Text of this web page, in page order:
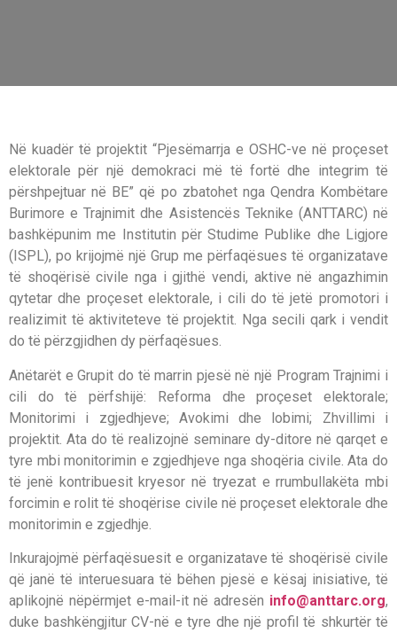
Në kuadër të projektit “Pjesëmarrja e OSHC-ve në proçeset
elektorale për një demokraci më të fortë dhe integrim të
përshpejtuar në BE” që po zbatohet nga Qendra Kombëtare
Burimore e Trajnimit dhe Asistencës Teknike (ANTTARC) në
bashkëpunim me Institutin për Studime Publike dhe Ligjore
(ISPL), po krijojmë një Grup me përfaqësues të organizatave
të shoqërisë civile nga i gjithë vendi, aktive në angazhimin
qytetar dhe proçeset elektorale, i cili do të jetë promotori i
realizimit të aktiviteteve të projektit. Nga secili qark i vendit
do të përzgjidhen dy përfaqësues.
Anëtarët e Grupit do të marrin pjesë në një Program Trajnimi i
cili do të përfshijë: Reforma dhe proçeset elektorale;
Monitorimi i zgjedhjeve; Avokimi dhe lobimi; Zhvillimi i
projektit. Ata do të realizojnë seminare dy-ditore në qarqet e
tyre mbi monitorimin e zgjedhjeve nga shoqëria civile. Ata do
të jenë kontribuesit kryesor në tryezat e rrumbullakëta mbi
forcimin e rolit të shoqërise civile në proçeset elektorale dhe
monitorimin e zgjedhje.
Inkurajojmë përfaqësuesit e organizatave të shoqërisë civile
që janë të interuesuara të bëhen pjesë e kësaj inisiative, të
aplikojnë nëpërmjet e-mail-it në adresën info@anttarc.org,
duke bashkëngjitur CV-në e tyre dhe një profil të shkurtër të